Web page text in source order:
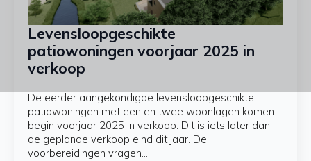
Levensloopgeschikte
patiowoningen voorjaar 2025 in
verkoop
De eerder aangekondigde levensloopgeschikte
patiowoningen met een en twee woonlagen komen
begin voorjaar 2025 in verkoop. Dit is iets later dan
de geplande verkoop eind dit jaar. De
voorbereidingen vragen…